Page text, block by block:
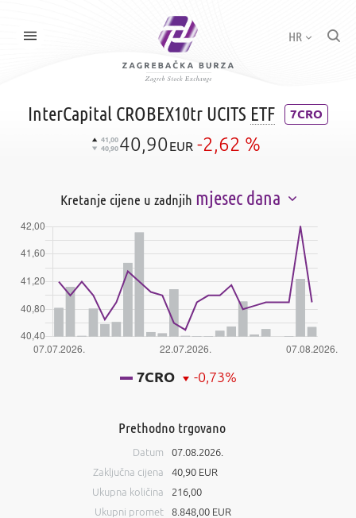
HR
InterCapital CROBEX10tr UCITS ETF 7CRO
41,00
40,90 40,90EUR -2,62 %
Prethodno trgovano
Datum
07.08.2026.
Zaključna cijena
40,90 EUR
Ukupna količina
216,00
Ukupni promet
8.848,00 EUR
Kretanje cijene u zadnjih mjesec dana
7CRO -0,73%